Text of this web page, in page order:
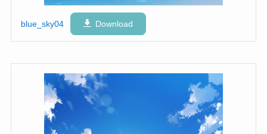
blue_sky04 Download